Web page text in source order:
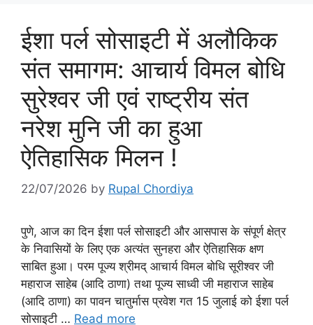
ईशा पर्ल सोसाइटी में अलौकिक
संत समागम: आचार्य विमल बोधि
सुरेश्वर जी एवं राष्ट्रीय संत
नरेश मुनि जी का हुआ
ऐतिहासिक मिलन !
22/07/2026 by Rupal Chordiya
पुणे, आज का दिन ईशा पर्ल सोसाइटी और आसपास के संपूर्ण क्षेत्र
के निवासियों के लिए एक अत्यंत सुनहरा और ऐतिहासिक क्षण
साबित हुआ। परम पूज्य श्रीमद् आचार्य विमल बोधि सूरीश्वर जी
महाराज साहेब (आदि ठाणा) तथा पूज्य साध्वी जी महाराज साहेब
(आदि ठाणा) का पावन चातुर्मास प्रवेश गत 15 जुलाई को ईशा पर्ल
सोसाइटी … Read more